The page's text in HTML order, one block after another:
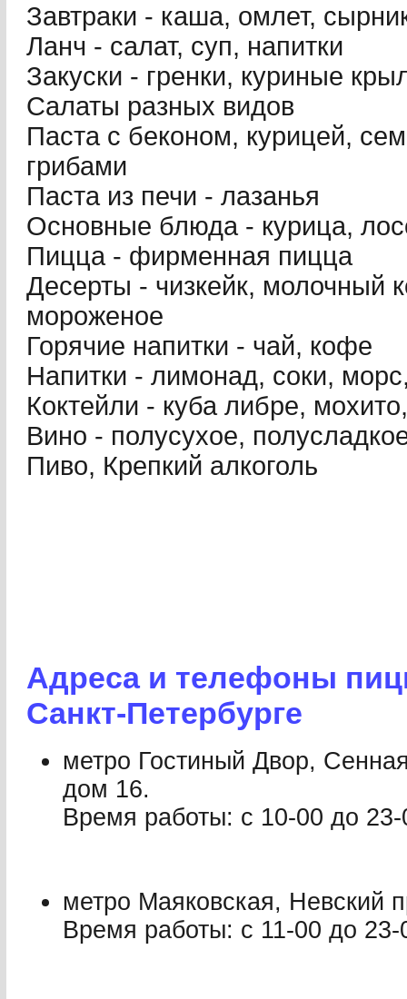
Завтраки - каша, омлет,
Ланч - салат, суп, напитки
Закуски - гренки, куриные
Салаты разных видов
Паста с беконом, курицей,
грибами
Паста из печи - лазанья
Основные блюда - курица,
Пицца - фирменная пицца
Десерты - чизкейк, молочный
мороженое
Горячие напитки - чай, кофе
Напитки - лимонад, соки,
Коктейли - куба либре,
Вино - полусухое,
Пиво, Крепкий алкоголь
Адреса и телефоны
Санкт-Петербурге
метро Гостиный Двор,
дом 16.
Время работы: с 10-00 до
метро Маяковская, Невский
Время работы: с 11-00 до